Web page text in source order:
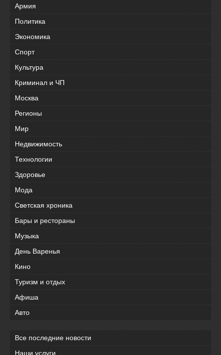
Армия
Политика
Экономика
Спорт
Культура
Криминал и ЧП
Москва
Регионы
Мир
Недвижимость
Технологии
Здоровье
Мода
Светская хроника
Бары и рестораны
Музыка
День Варенья
Кино
Туризм и отдых
Афиша
Авто
Все последние новости
Наши услуги